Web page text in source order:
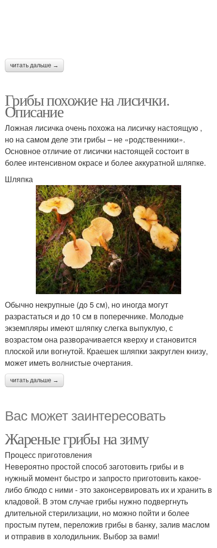
читать дальше →
Грибы похожие на лисички.
Описание
Ложная лисичка очень похожа на лисичку настоящую ,
но на самом деле эти грибы – не «родственники».
Основное отличие от лисички настоящей состоит в
более интенсивном окрасе и более аккуратной шляпке.
Шляпка
Обычно некрупные (до 5 см), но иногда могут
разрастаться и до 10 см в поперечнике. Молодые
экземпляры имеют шляпку слегка выпуклую, с
возрастом она разворачивается кверху и становится
плоской или вогнутой. Краешек шляпки закруглен книзу,
может иметь волнистые очертания.
читать дальше →
Вас может заинтересовать
Жареные грибы на зиму
Процесс приготовления
Невероятно простой способ заготовить грибы и в
нужный момент быстро и запросто приготовить какое-
либо блюдо с ними - это законсервировать их и хранить в
кладовой. В этом случае грибы нужно подвергнуть
длительной стерилизации, но можно пойти и более
простым путем, переложив грибы в банку, залив маслом
и отправив в холодильник. Выбор за вами!